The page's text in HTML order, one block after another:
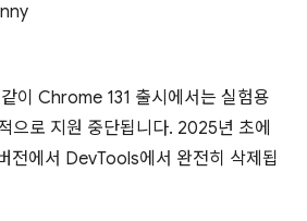
이 Chrome 131 출시에서는 실험용
으로 지원 중단됩니다. 2025년 초에
전에서 DevTools에서 완전히 삭제됩